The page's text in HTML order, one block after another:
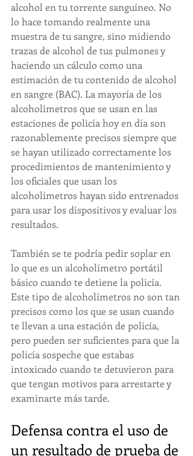
alcohol en tu torrente sanguíneo. No
lo hace tomando realmente una
muestra de tu sangre, sino midiendo
trazas de alcohol de tus pulmones y
haciendo un cálculo como una
estimación de tu contenido de alcohol
en sangre (BAC). La mayoría de los
alcoholímetros que se usan en las
estaciones de policía hoy en día son
razonablemente precisos siempre que
se hayan utilizado correctamente los
procedimientos de mantenimiento y
los oficiales que usan los
alcoholímetros hayan sido entrenados
para usar los dispositivos y evaluar los
resultados.
También se te podría pedir soplar en
lo que es un alcoholímetro portátil
básico cuando te detiene la policía.
Este tipo de alcoholímetros no son tan
precisos como los que se usan cuando
te llevan a una estación de policía,
pero pueden ser suficientes para que la
policía sospeche que estabas
intoxicado cuando te detuvieron para
que tengan motivos para arrestarte y
examinarte más tarde.
Defensa contra el uso de
un resultado de prueba de